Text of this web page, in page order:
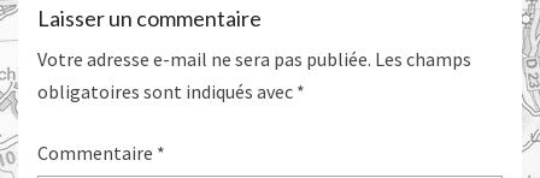
Laisser un commentaire
Votre adresse e-mail ne sera pas publiée. Les champs
obligatoires sont indiqués avec *
Commentaire *